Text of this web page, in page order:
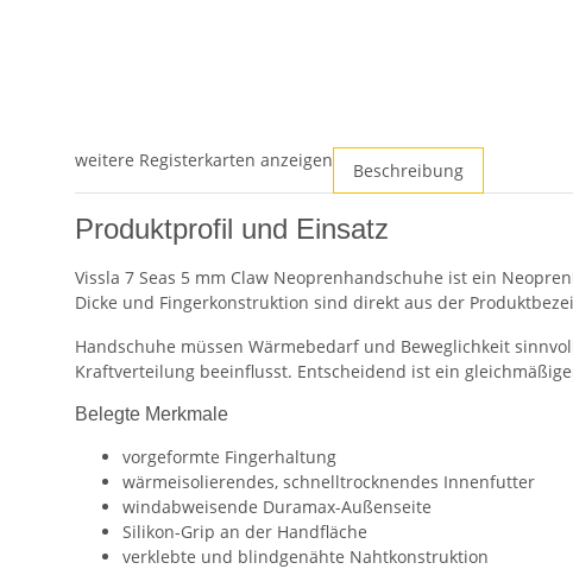
weitere Registerkarten anzeigen Beschreibung
Produktprofil und Einsatz
Vissla 7 Seas 5 mm Claw Neoprenhandschuhe ist ein
Dicke und Fingerkonstruktion sind direkt aus der
Handschuhe müssen Wärmebedarf und Beweglichkeit
Kraftverteilung beeinflusst. Entscheidend ist ein
Belegte Merkmale
vorgeformte Fingerhaltung
wärmeisolierendes, schnelltrocknendes Innenfutter
windabweisende Duramax-Außenseite
Silikon-Grip an der Handfläche
verklebte und blindgenähte Nahtkonstruktion